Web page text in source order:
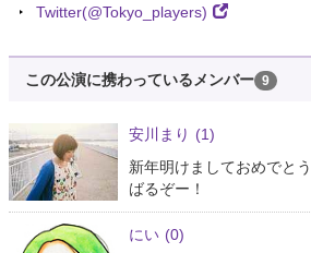
Twitter(@Tokyo_players)
この公演に携わっているメンバー 9
安川まり (1)
新年明けましておめでと
ばるぞー！
にい (0)